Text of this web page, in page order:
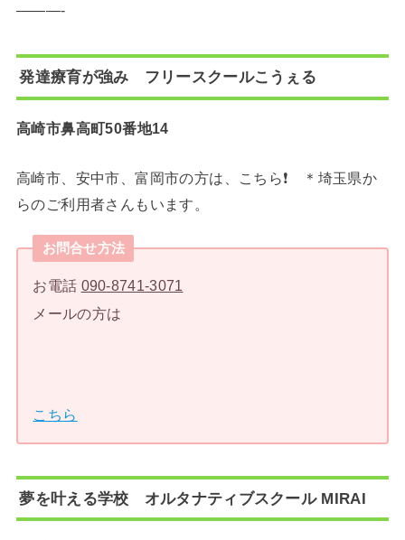
———-
発達療育が強み フリースクールこうぇる
高崎市鼻高町50番地14
高崎市、安中市、富岡市の方は、こちら❗️ ＊埼玉県か
らのご利用者さんもいます。
お問合せ方法
お電話 090-8741-3071
メールの方は
こちら
夢を叶える学校 オルタナティブスクール MIRAI